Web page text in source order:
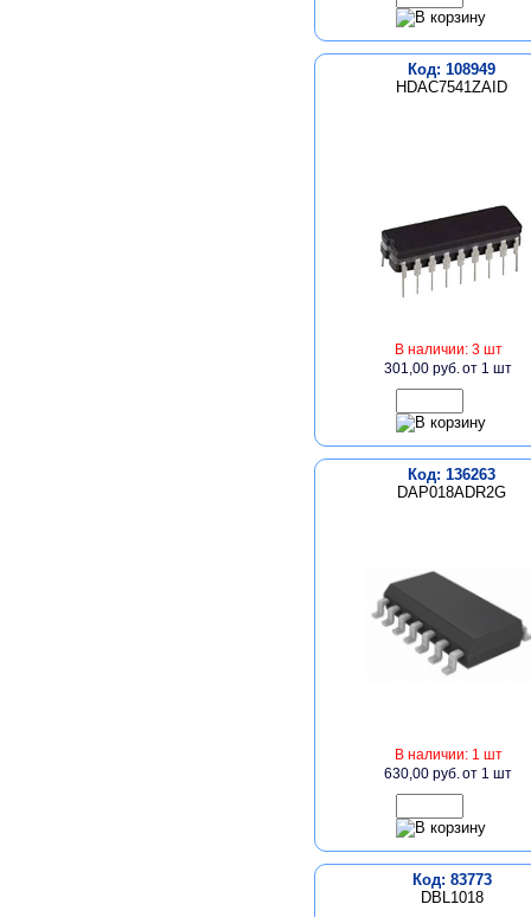
Код: 108949
HDAC7541ZAID
В наличии: 3 шт
301,00 руб.от 1 шт
Код: 136263
DAP018ADR2G
В наличии: 1 шт
630,00 руб.от 1 шт
Код: 83773
DBL1018